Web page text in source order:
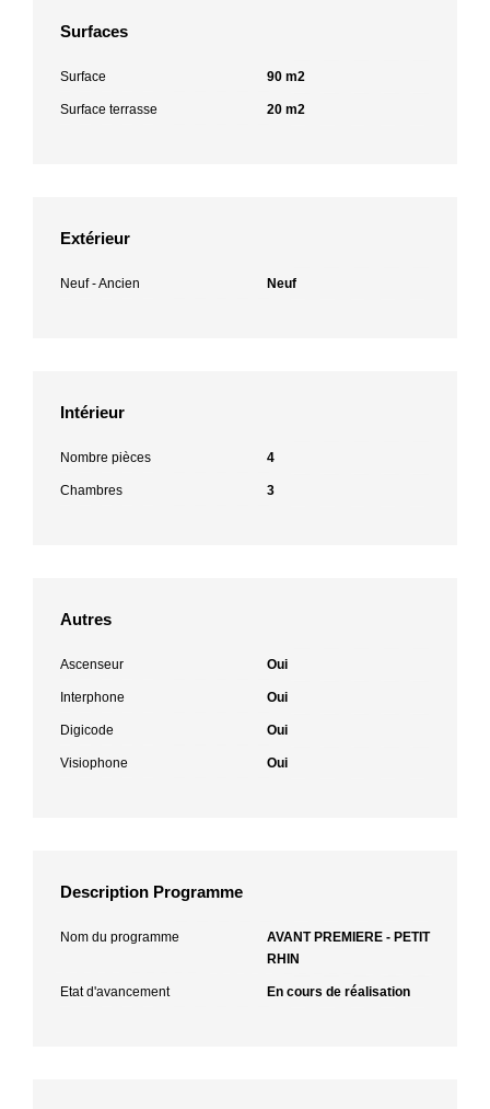
Surfaces
Surface 90 m2
Surface terrasse 20 m2
Extérieur
Neuf - Ancien Neuf
Intérieur
Nombre pièces 4
Chambres 3
Autres
Ascenseur Oui
Interphone Oui
Digicode Oui
Visiophone Oui
Description Programme
Nom du programme
AVANT PREMIERE - PETIT
RHIN
Etat d'avancement En cours de réalisation